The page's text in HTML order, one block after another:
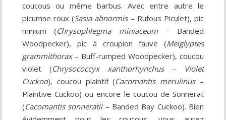
coucous ou même barbus. Avec entre autre le
picumne roux (Sasia abnormis– Rufous Piculet), pic
minium (Chrysophlegma miniaceum– Banded
Woodpecker), pic à croupion fauve (Meiglyptes
grammithorax– Buff-rumped Woodpecker), coucou
violet (Chrysococcyx xanthorhynchus– Violet
Cuckoo), coucou plaintif (Cacomantis merulinus–
Plaintive Cuckoo) ou encore le coucou de Sonnerat
(Cacomantis sonneratii– Banded Bay Cuckoo). Bien